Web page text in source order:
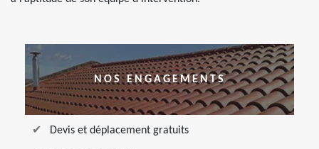
NOS ENGAGEMENTS
Devis et déplacement gratuits